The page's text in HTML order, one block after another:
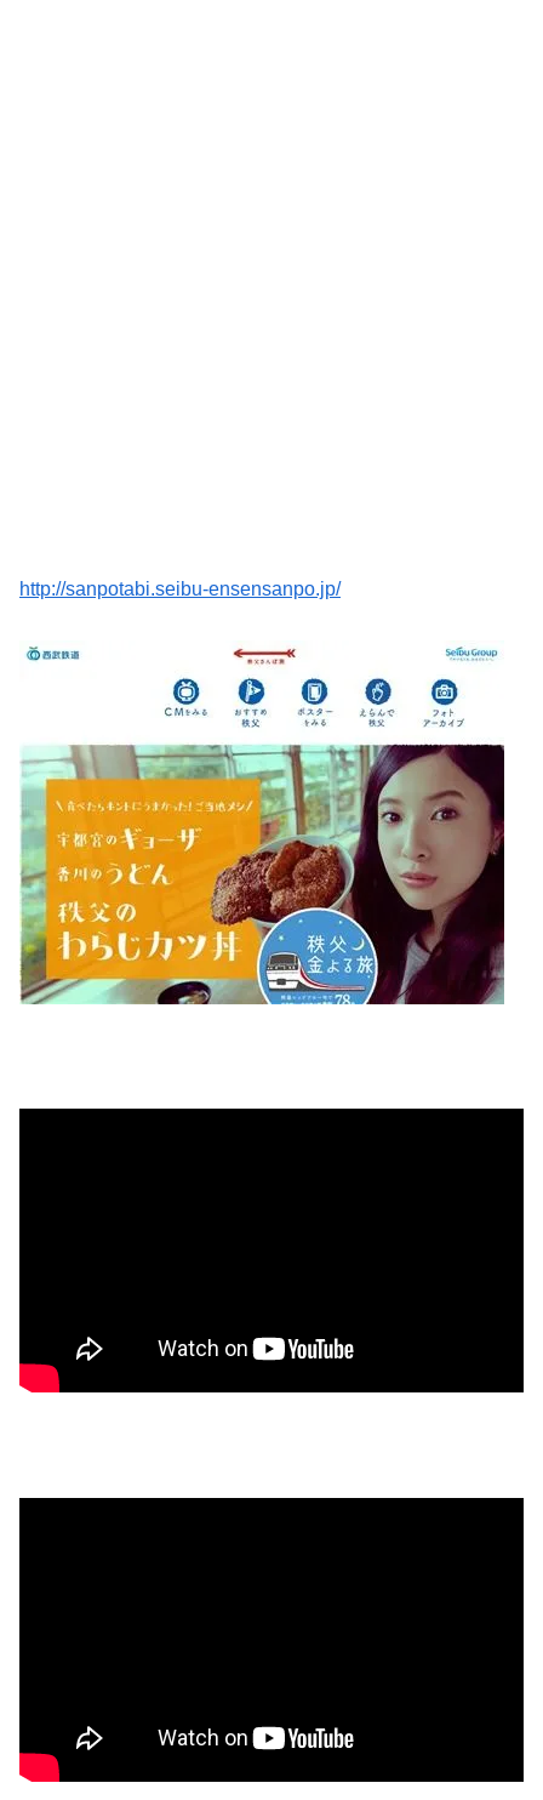
http://sanpotabi.seibu-ensensanpo.jp/